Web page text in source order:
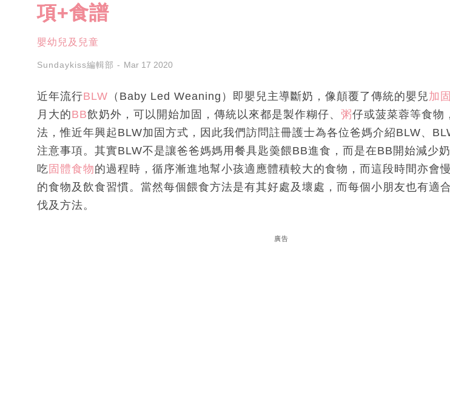
項+食譜
嬰幼兒及兒童
Sundaykiss編輯部 Mar 17 2020
近年流行BLW （Baby Led Weaning）即嬰兒主導斷奶，像顛覆了傳統的嬰兒加固
月大的BB飲奶外，可以開始加固，傳統以來都是製作糊仔、 粥仔或菠菜蓉等食物
法，惟近年興起BLW加固方式，因此我們訪問註冊護士為各位爸媽介紹BLW、
注意事項。其實BLW不是讓爸爸媽媽用餐具匙羮餵BB進食，而是在BB開始減少
吃固體食物的過程時，循序漸進地幫小孩適應體積較大的食物，而這段時間亦會
的食物及飲食習慣。當然每個餵食方法是有其好處及壞處，而每個小朋友也有適
伐及方法。
廣告